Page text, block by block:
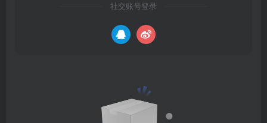
社交账号登录